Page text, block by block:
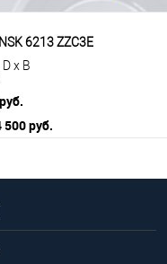
6213 ZZC3E
x B
руб.